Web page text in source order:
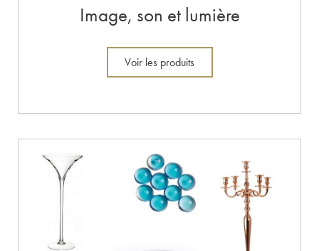
Image, son et lumière
Voir les produits